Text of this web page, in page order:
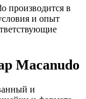
производится в
и опыт
Macanudo
и